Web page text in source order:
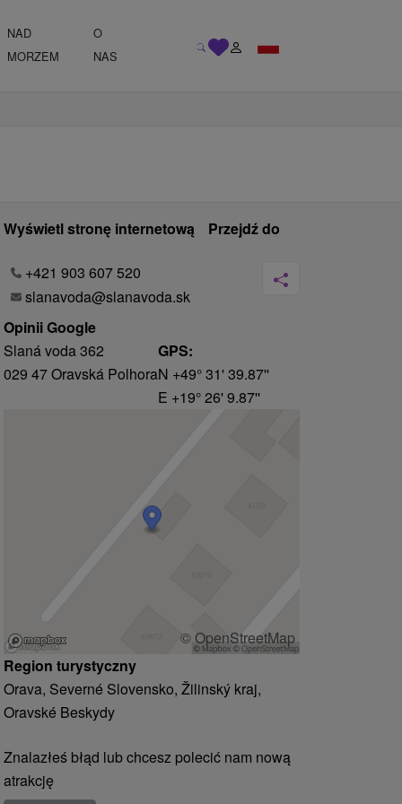
NAD
MORZEM
O
NAS
Wyświetl stronę internetową Przejdź do
+421 903 607 520
slanavoda@slanavoda.sk
Opinii Google
Slaná voda 362
029 47 Oravská Polhora
GPS:
N +49° 31' 39.87''
E +19° 26' 9.87''
© OpenStreetMap
Region turystyczny
Orava, Severné Slovensko, Žilinský kraj,
Oravské Beskydy
Znalazłeś błąd lub chcesz polecić nam nową
atrakcję